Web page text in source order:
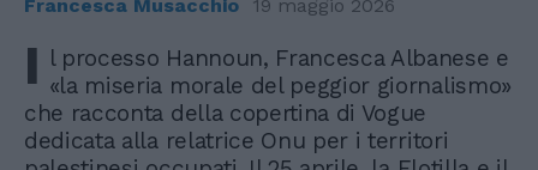
Francesca Musacchio 19 maggio 2026
I l processo Hannoun, Francesca Albanese e
«la miseria morale del peggior giornalismo»
che racconta della copertina di Vogue
dedicata alla relatrice Onu per i territori